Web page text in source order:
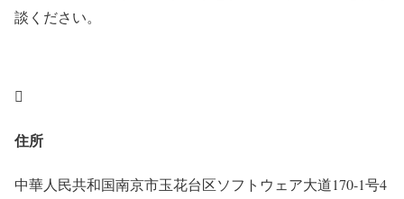
談ください。

住所
中華人民共和国南京市玉花台区ソフトウェア大道170-1号4